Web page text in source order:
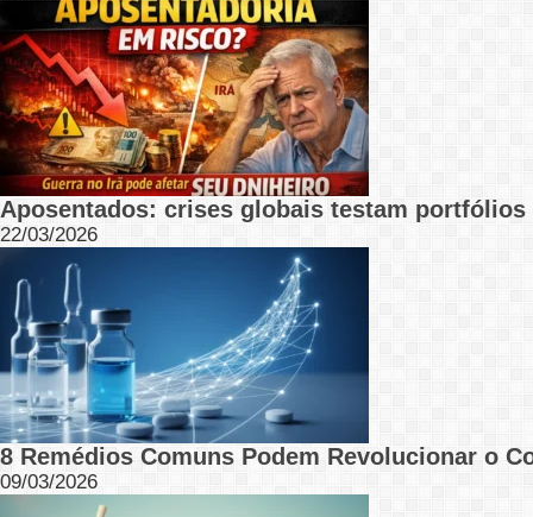
Aposentados: crises globais testam
22/03/2026
8 Remédios Comuns Podem Revolucionar o
09/03/2026